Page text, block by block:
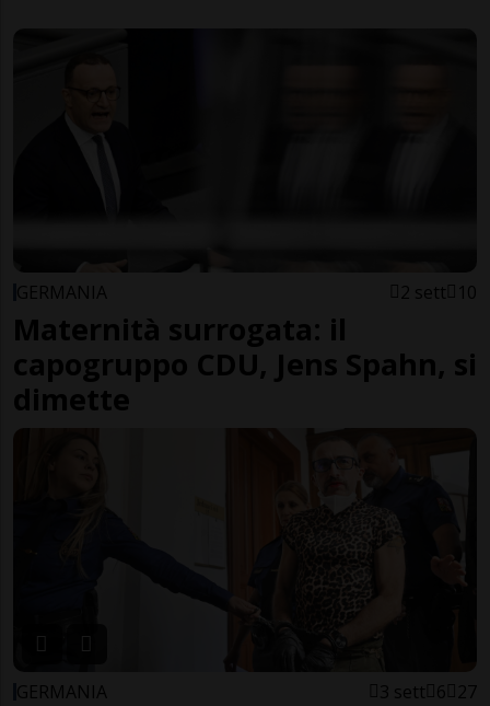
GERMANIA 2 sett 10
Maternità surrogata: il
capogruppo CDU, Jens Spahn, si
dimette
GERMANIA 3 sett 6 27